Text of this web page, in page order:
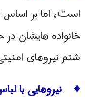
است، اما بر اساس
خانواده هایشان
شتم نیروهای
♦ نیروهایی با